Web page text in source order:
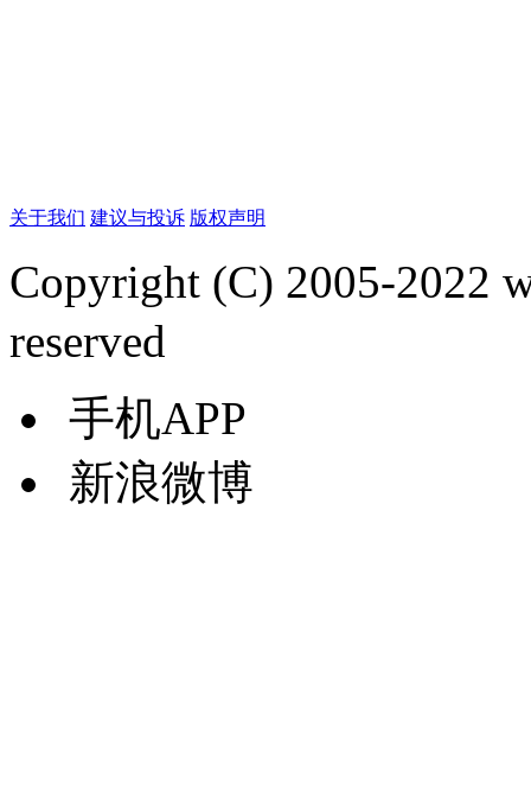
关于我们 建议与投诉 版权声明
Copyright (C) 2005-2022
reserved
手机APP
新浪微博